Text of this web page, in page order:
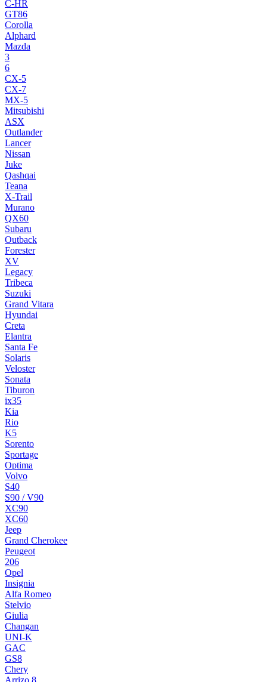
C-HR
GT86
Corolla
Alphard
Mazda
3
6
CX-5
CX-7
MX-5
Mitsubishi
ASX
Outlander
Lancer
Nissan
Juke
Qashqai
Teana
X-Trail
Murano
QX60
Subaru
Outback
Forester
XV
Legacy
Tribeca
Suzuki
Grand Vitara
Hyundai
Creta
Elantra
Santa Fe
Solaris
Veloster
Sonata
Tiburon
ix35
Kia
Rio
K5
Sorento
Sportage
Optima
Volvo
S40
S90 / V90
XC90
XC60
Jeep
Grand Cherokee
Peugeot
206
Opel
Insignia
Alfa Romeo
Stelvio
Giulia
Changan
UNI-K
GAC
GS8
Chery
Arrizo 8